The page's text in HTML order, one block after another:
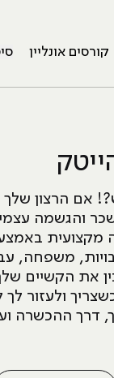
קורסים אונליין
אם הרצון
והגשמה
מקצועית
משפחה,
את הקשיים
ולעזור לך
דרך ההכשרה